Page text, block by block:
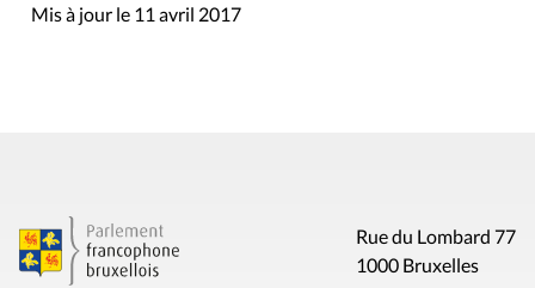
Mis à jour le 11 avril 2017
Rue du Lombard 77
1000 Bruxelles